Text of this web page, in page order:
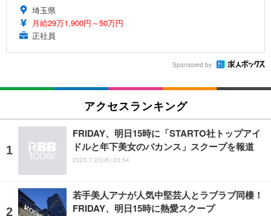
埼玉県
月給29万1,900円～50万円
正社員
Sponsored by
アクセスランキング
FRIDAY、明日15時に「STARTO社トップアイ
ドルと年下美女のバカンス」スクープを報道
2025.7.23(水) 20:54
若手美人アナが人気中堅芸人とラブラブ同棲！
FRIDAY、明日15時に熱愛スクープ